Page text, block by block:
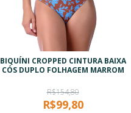
BIQUÍNI CROPPED CINTURA BAIXA
CÓS DUPLO FOLHAGEM MARROM
R$154,80
R$99,80